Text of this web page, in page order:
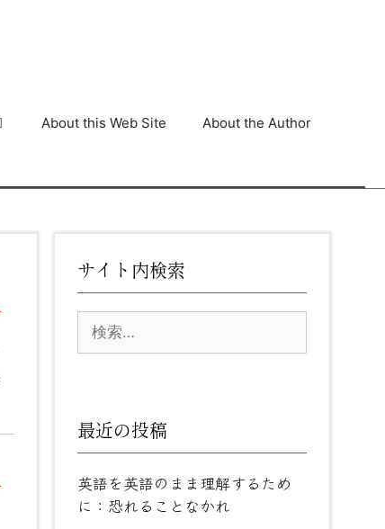
About this Web Site About the Author
サイト内検索
索:
最近の投稿
英語を英語のまま理解するため
に：恐れることなかれ